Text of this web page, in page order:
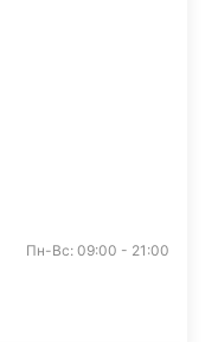
Пн-Вс: 09:00 - 21:00